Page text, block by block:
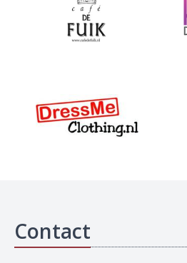
Contact